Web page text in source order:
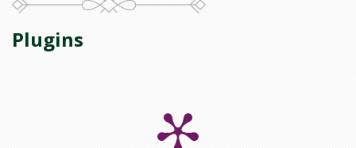
Plugins